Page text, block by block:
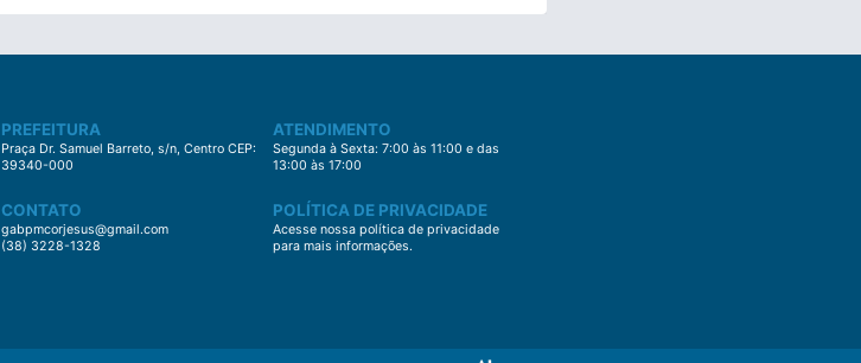
PREFEITURA
Praça Dr. Samuel Barreto, s/n, Centro CEP:
39340-000
ATENDIMENTO
Segunda à Sexta: 7:00 às 11:00 e das
13:00 às 17:00
CONTATO
gabpmcorjesus@gmail.com
(38) 3228-1328
POLÍTICA DE PRIVACIDADE
Acesse nossa política de privacidade
para mais informações.